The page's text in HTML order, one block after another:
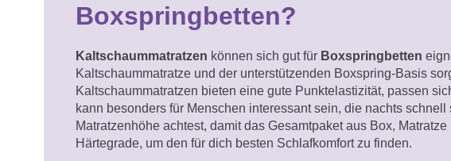
Boxspringbetten?
Kaltschaummatratzen können sich gut für Boxspringbetten
Kaltschaummatratze und der unterstützenden Boxspring-Basis
Kaltschaummatratzen bieten eine gute Punktelastizität, passen
kann besonders für Menschen interessant sein, die nachts
Matratzenhöhe achtest, damit das Gesamtpaket aus Box,
Härtegrade, um den für dich besten Schlafkomfort zu finden.